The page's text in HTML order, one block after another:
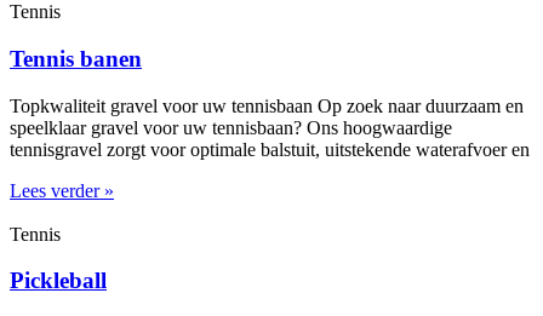
Tennis
Tennis banen
Topkwaliteit gravel voor uw tennisbaan Op zoek naar duurzaam en
speelklaar gravel voor uw tennisbaan? Ons hoogwaardige
tennisgravel zorgt voor optimale balstuit, uitstekende waterafvoer en
Lees verder »
Tennis
Pickleball